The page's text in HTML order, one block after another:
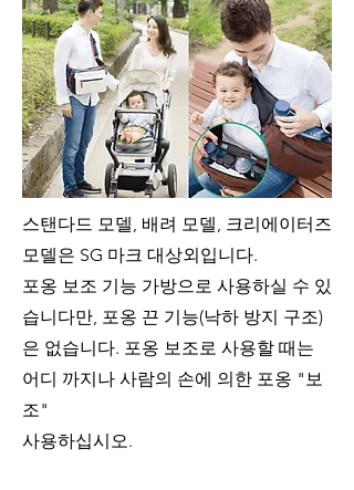
스탠다드 모델, 배려 모델, 크리에이터즈
모델은 SG 마크 대상외입니다.
포옹 보조 기능 가방으로 사용하실 수 있
습니다만, 포옹 끈 기능(낙하 방지 구조)
은 없습니다. 포옹 보조로 사용할 때는
어디 까지나 사람의 손에 의한 포옹 "보
조"
사용하십시오.